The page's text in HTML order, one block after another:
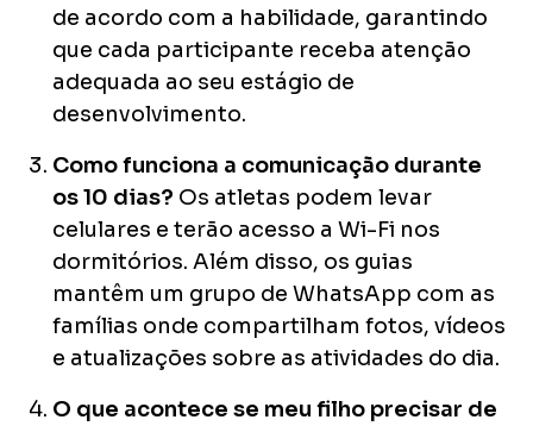
de acordo com a habilidade, garantindo
que cada participante receba atenção
adequada ao seu estágio de
desenvolvimento.
Como funciona a comunicação durante
os 10 dias? Os atletas podem levar
celulares e terão acesso a Wi-Fi nos
dormitórios. Além disso, os guias
mantêm um grupo de WhatsApp com as
famílias onde compartilham fotos, vídeos
e atualizações sobre as atividades do dia.
O que acontece se meu filho precisar de